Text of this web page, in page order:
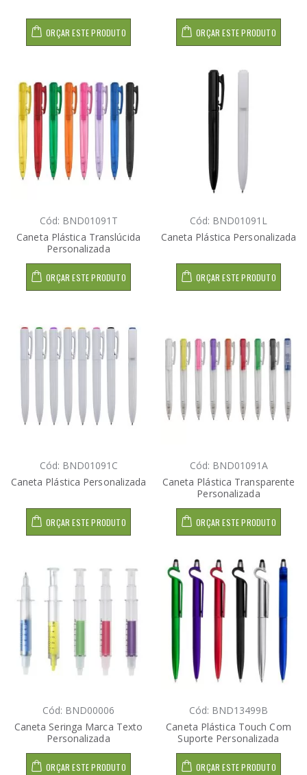
ORÇAR ESTE PRODUTO ORÇAR ESTE PRODUTO
Cód: BND01091T
Caneta Plástica Translúcida
Personalizada
ORÇAR ESTE PRODUTO
Cód: BND01091L
Caneta Plástica Personalizada
ORÇAR ESTE PRODUTO
Cód: BND01091C
Caneta Plástica Personalizada
ORÇAR ESTE PRODUTO
Cód: BND01091A
Caneta Plástica Transparente
Personalizada
ORÇAR ESTE PRODUTO
Cód: BND00006
Caneta Seringa Marca Texto
Personalizada
ORÇAR ESTE PRODUTO
Cód: BND13499B
Caneta Plástica Touch Com
Suporte Personalizada
ORÇAR ESTE PRODUTO